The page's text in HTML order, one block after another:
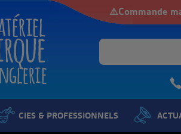
⚠️Commande
CIES & PROFESSIONNELS